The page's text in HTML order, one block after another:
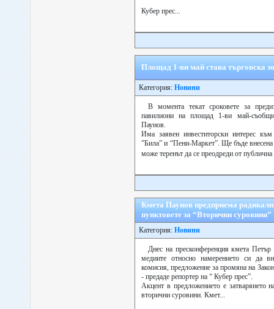
Кубер прес...
Площад 1-ви май става търговска
Категория: Новини
В момента текат сроковете за
павилиони на площад 1-ви май-
Паунов.
Има заявен инвеститорски интерес
”Била” и “Пени-Маркет”. Ще бъде
може теренът да се преодреди от
Кмета Паунов предприема
пунктовете за “Вторични суровини”
Категория: Новини
Днес на пресконференция кмета
медиите относно намерението си да
комисия, предложение за промяна на
- предаде репортер на “ Кубер прес”.
Акцент в предложението е затварянето
вторични суровини. Кмет...